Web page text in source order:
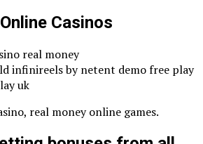
Casinos
real money
infinireels by netent demo free play
uk
real money online games.